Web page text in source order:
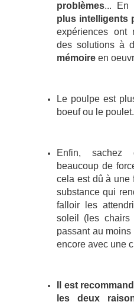
problèmes... En
plus intelligents
expériences ont
des solutions à
mémoire en
Le poulpe est
boeuf ou le poulet.
Enfin, sachez
beaucoup de
cela est dû à une
substance qui
falloir les
soleil (les chairs
passant au
encore avec une
Il est
les deux